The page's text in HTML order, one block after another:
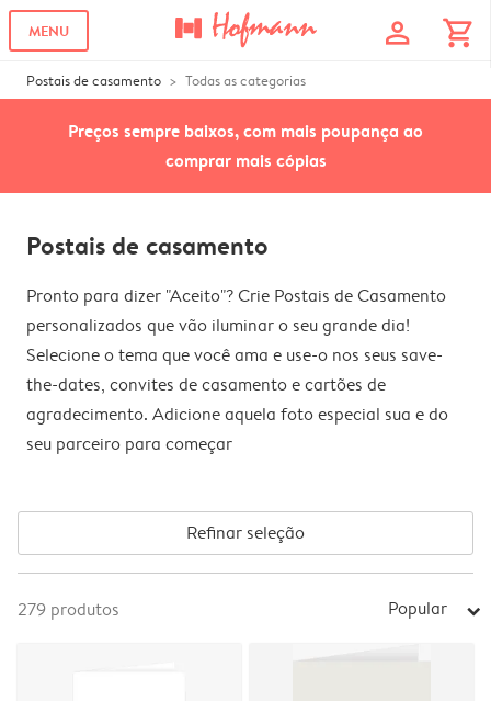
MENU profile shopping_cart
Postais de casamento Todas as categorias
Preços sempre baixos, com mais poupança ao
comprar mais cópias
Postais de casamento
Pronto para dizer "Aceito"? Crie Postais de Casamento
personalizados que vão iluminar o seu grande dia!
Selecione o tema que você ama e use-o nos seus save-
the-dates, convites de casamento e cartões de
agradecimento. Adicione aquela foto especial sua e do
seu parceiro para começar
Refinar seleção
279 produtos Popular arrow_right